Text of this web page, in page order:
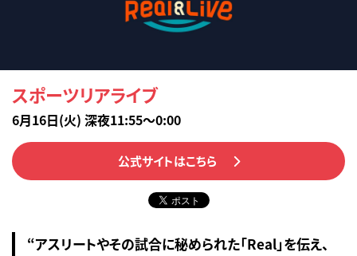
スポーツリアライブ
6月16日(火) 深夜11:55～0:00
公式サイトはこちら
“アスリートやその試合に秘められた「Real」を伝え、